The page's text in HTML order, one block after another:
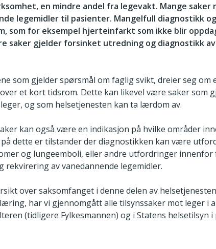
en mindre andel fra legevakt. Mange
legemidler til pasienter. Mangelfull diagnostikk
som for eksempel hjerteinfarkt som ikke blir
saker gjelder forsinket utredning og diagnostikk
som gjelder spørsmål om faglig svikt, dreier seg
et kort tidsrom. Dette kan likevel være saker som
og som helsetjenesten kan ta lærdom av.
kan også være en indikasjon på hvilke områder
på dette er tilstander der diagnostikken kan være
og lungeemboli, eller andre utfordringer innenfor
rekvirering av vanedannende legemidler.
over saksomfanget i denne delen av
har vi gjennomgått alle tilsynssaker mot leger i
(tidligere Fylkesmannen) og i Statens helsetilsyn i